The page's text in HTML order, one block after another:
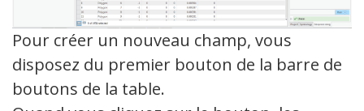
Pour créer un nouveau champ, vous
disposez du premier bouton de la barre de
boutons de la table.